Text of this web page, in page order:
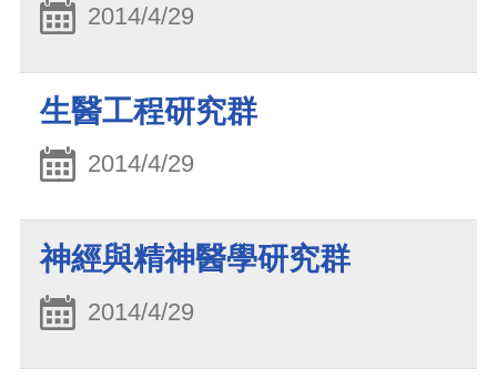
2014/4/29
生醫工程研究群
2014/4/29
神經與精神醫學研究群
2014/4/29